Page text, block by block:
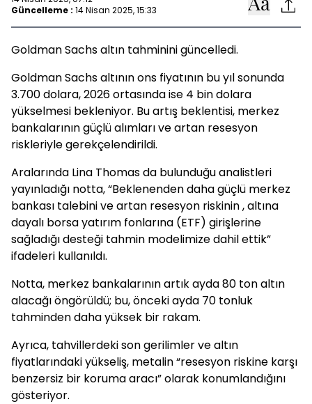
Güncelleme : 14 Nisan 2025, 15:33
Goldman Sachs altın tahminini güncelledi.
Goldman Sachs altının ons fiyatının bu yıl sonunda
3.700 dolara, 2026 ortasında ise 4 bin dolara
yükselmesi bekleniyor. Bu artış beklentisi, merkez
bankalarının güçlü alımları ve artan resesyon
riskleriyle gerekçelendirildi.
Aralarında Lina Thomas da bulunduğu analistleri
yayınladığı notta, “Beklenenden daha güçlü merkez
bankası talebini ve artan resesyon riskinin , altına
dayalı borsa yatırım fonlarına (ETF) girişlerine
sağladığı desteği tahmin modelimize dahil ettik”
ifadeleri kullanıldı.
Notta, merkez bankalarının artık ayda 80 ton altın
alacağı öngörüldü; bu, önceki ayda 70 tonluk
tahminden daha yüksek bir rakam.
Ayrıca, tahvillerdeki son gerilimler ve altın
fiyatlarındaki yükseliş, metalin “resesyon riskine karşı
benzersiz bir koruma aracı” olarak konumlandığını
gösteriyor.